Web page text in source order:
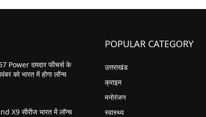
Power दमदार फीचर्स के
को भारत में होगा लॉन्च
X9 सीरीज भारत में लॉन्च
POPULAR CATEGORY
उत्तराखंड
क्राइम
मनोरंजन
स्वास्थ्य